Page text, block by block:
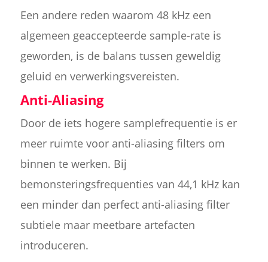
Een andere reden waarom 48 kHz een
algemeen geaccepteerde sample-rate is
geworden, is de balans tussen geweldig
geluid en verwerkingsvereisten.
Anti-Aliasing
Door de iets hogere samplefrequentie is er
meer ruimte voor anti-aliasing filters om
binnen te werken. Bij
bemonsteringsfrequenties van 44,1 kHz kan
een minder dan perfect anti-aliasing filter
subtiele maar meetbare artefacten
introduceren.